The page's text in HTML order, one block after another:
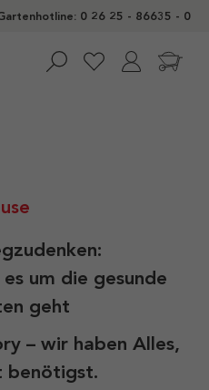
0 26 25 - 86635 - 0
um die gesunde
geht
– wir haben Alles,
benötigst.